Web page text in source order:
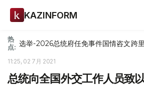
KAZINFORM
热
点: 选举-2026总统府任免事件国情咨文跨
11:25, 02 7月 2021
总统向全国外交工作人员致